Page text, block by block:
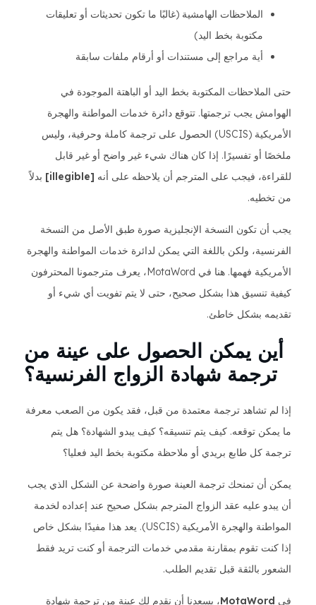
الملاحظات الهامشية (غالبًا ما تكون تحديثات أو تعليقات
مكتوبة بخط اليد)
أية مراجع إلى مستندات أو أرقام ملفات سابقة
حتى الملاحظات المكتوبة بخط اليد أو الباهتة الموجودة في
الهوامش يجب ترجمتها. تتوقع دائرة خدمات المواطنة والهجرة
الأمريكية (USCIS) الحصول على ترجمة كاملة وحرفية، وليس
ملخصًا أو تفسيرًا. إذا كان هناك شيء غير واضح أو غير قابل
للقراءة، فيجب على المترجم أن يلاحظه على أنه [illegible]
بدلاً
من تخطيه.
يجب أن تكون النسخة الإنجليزية صورة طبق الأصل من النسخة
الفرنسية، ولكن باللغة التي يمكن لدائرة خدمات المواطنة والهجرة
الأمريكية فهمها. هنا في MotaWord، يعرف مترجمونا المحترفون
كيفية تنسيق هذا بشكل صحيح، حتى لا يتم تفويت أي شيء أو
تقديمه بشكل خاطئ.
أين يمكن الحصول على عينة من
ترجمة شهادة الزواج الفرنسية؟
إذا لم تشاهد ترجمة معتمدة من قبل، فقد يكون من الصعب معرفة
ما يمكن توقعه. كيف يتم تنسيقه؟ كيف يبدو الشهادة؟ هل يتم
ترجمة كل طابع بريدي أو ملاحظة مكتوبة بخط اليد فعليا؟
يمكن أن تمنحك ترجمة العينة صورة واضحة عن الشكل الذي يجب
أن يبدو عليه عقد الزواج المترجم بشكل صحيح عند إعداده لخدمة
المواطنة والهجرة الأمريكية (USCIS). يعد هذا مفيدًا بشكل خاص
إذا كنت تقوم بمقارنة مقدمي خدمات الترجمة أو كنت تريد فقط
الشعور بالثقة قبل تقديم الطلب.
في MotaWord، يسعدنا أن نقدم لك عينة من ترجمة شهادة